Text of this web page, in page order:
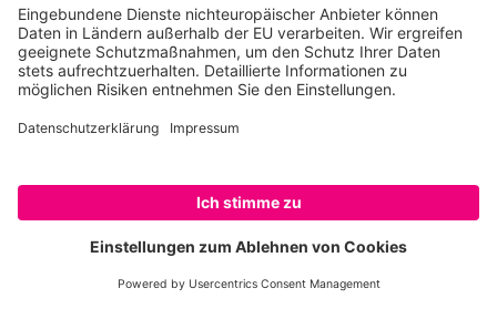
SPENDEN
Dornhai
Eisbär
Eurasischer Luchs